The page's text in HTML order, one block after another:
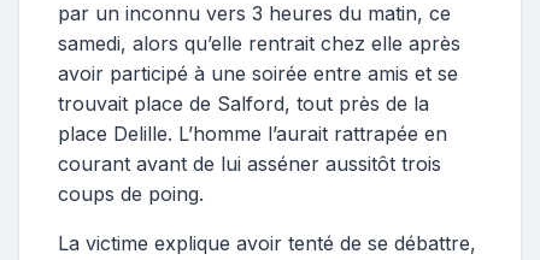
par un inconnu vers 3 heures du matin, ce
samedi, alors qu’elle rentrait chez elle après
avoir participé à une soirée entre amis et se
trouvait place de Salford, tout près de la
place Delille. L’homme l’aurait rattrapée en
courant avant de lui asséner aussitôt trois
coups de poing.
La victime explique avoir tenté de se débattre,